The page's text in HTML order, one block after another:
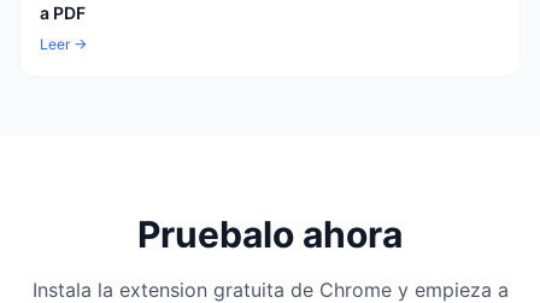
a PDF
Leer →
Pruebalo ahora
Instala la extension gratuita de Chrome y empieza a